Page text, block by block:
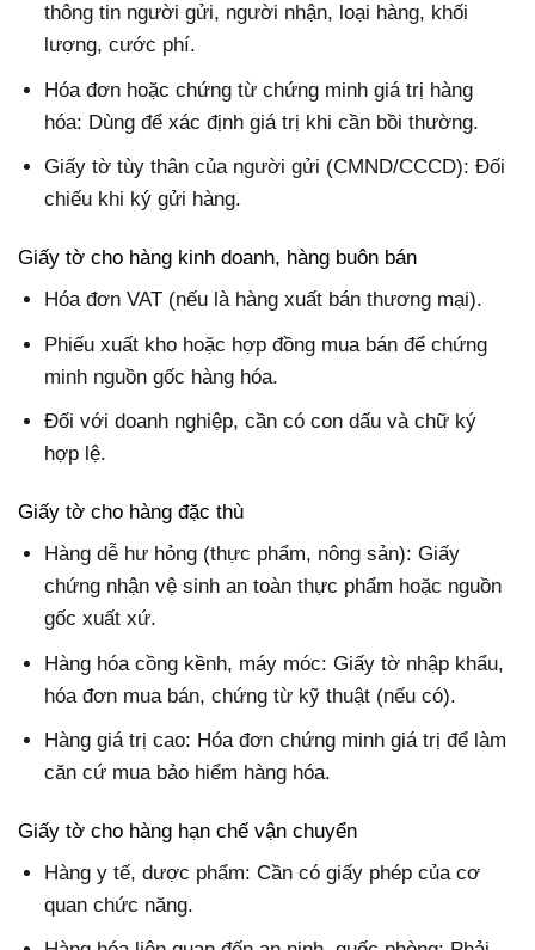
thông tin người gửi, người nhận, loại hàng, khối
lượng, cước phí.
Hóa đơn hoặc chứng từ chứng minh giá trị hàng
hóa: Dùng để xác định giá trị khi cần bồi thường.
Giấy tờ tùy thân của người gửi (CMND/CCCD): Đối
chiếu khi ký gửi hàng.
Giấy tờ cho hàng kinh doanh, hàng buôn bán
Hóa đơn VAT (nếu là hàng xuất bán thương mại).
Phiếu xuất kho hoặc hợp đồng mua bán để chứng
minh nguồn gốc hàng hóa.
Đối với doanh nghiệp, cần có con dấu và chữ ký
hợp lệ.
Giấy tờ cho hàng đặc thù
Hàng dễ hư hỏng (thực phẩm, nông sản): Giấy
chứng nhận vệ sinh an toàn thực phẩm hoặc nguồn
gốc xuất xứ.
Hàng hóa cồng kềnh, máy móc: Giấy tờ nhập khẩu,
hóa đơn mua bán, chứng từ kỹ thuật (nếu có).
Hàng giá trị cao: Hóa đơn chứng minh giá trị để làm
căn cứ mua bảo hiểm hàng hóa.
Giấy tờ cho hàng hạn chế vận chuyển
Hàng y tế, dược phẩm: Cần có giấy phép của cơ
quan chức năng.